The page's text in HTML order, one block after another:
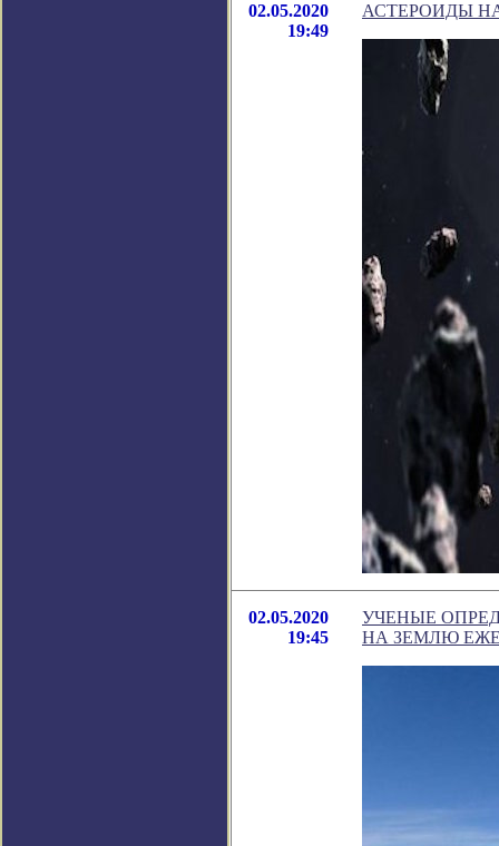
02.05.2020
19:49
АСТЕРОИДЫ
02.05.2020
19:45
УЧЕНЫЕ
НА ЗЕМЛЮ